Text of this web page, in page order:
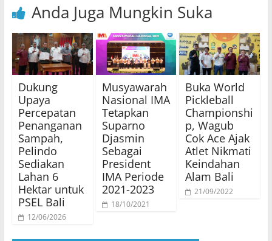
Anda Juga Mungkin Suka
Dukung
Upaya
Percepatan
Penanganan
Sampah,
Pelindo
Sediakan
Lahan 6
Hektar untuk
PSEL Bali
12/06/2026
Musyawarah
Nasional IMA
Tetapkan
Suparno
Djasmin
Sebagai
President
IMA Periode
2021-2023
18/10/2021
Buka World
Pickleball
Championshi
p, Wagub
Cok Ace Ajak
Atlet Nikmati
Keindahan
Alam Bali
21/09/2022